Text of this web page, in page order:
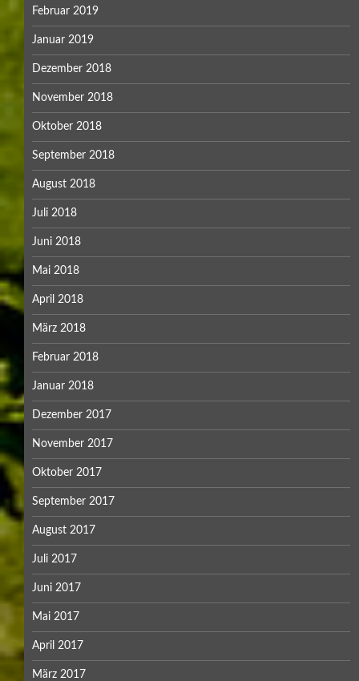
Februar 2019
Januar 2019
Dezember 2018
November 2018
Oktober 2018
September 2018
August 2018
Juli 2018
Juni 2018
Mai 2018
April 2018
März 2018
Februar 2018
Januar 2018
Dezember 2017
November 2017
Oktober 2017
September 2017
August 2017
Juli 2017
Juni 2017
Mai 2017
April 2017
März 2017